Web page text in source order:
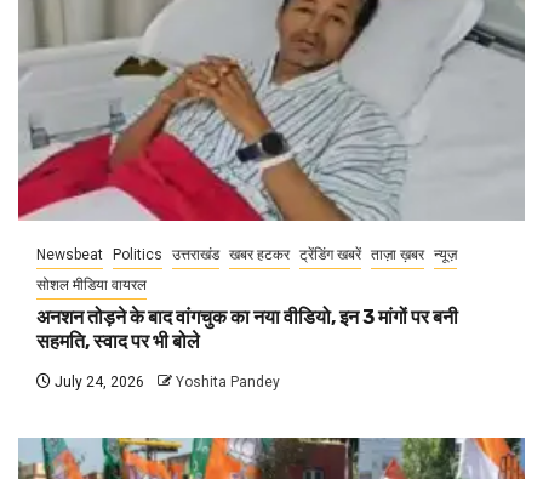
Newsbeat Politics उत्तराखंड खबर हटकर ट्रेंडिंग खबरें ताज़ा ख़बर न्यूज़
सोशल मीडिया वायरल
अनशन तोड़ने के बाद वांगचुक का नया वीडियो, इन 3 मांगों पर बनी
सहमति, स्वाद पर भी बोले
July 24, 2026 Yoshita Pandey